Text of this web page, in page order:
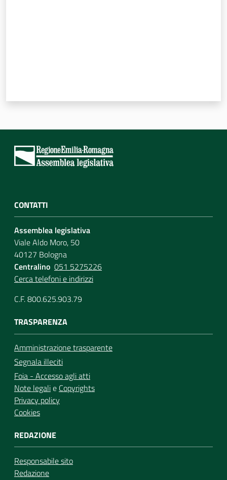
CONTATTI
Assemblea legislativa
Viale Aldo Moro, 50
40127 Bologna
Centralino 051 5275226
Cerca telefoni e indirizzi
C.F. 800.625.903.79
TRASPARENZA
Amministrazione trasparente
Segnala illeciti
Foia - Accesso agli atti
Note legalie Copyrights
Privacy policy
Cookies
REDAZIONE
Responsabile sito
Redazione